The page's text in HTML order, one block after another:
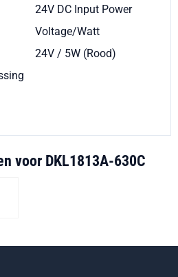
24V DC Input Power
Voltage/Watt
24V / 5W (Rood)
voor DKL1813A-630C